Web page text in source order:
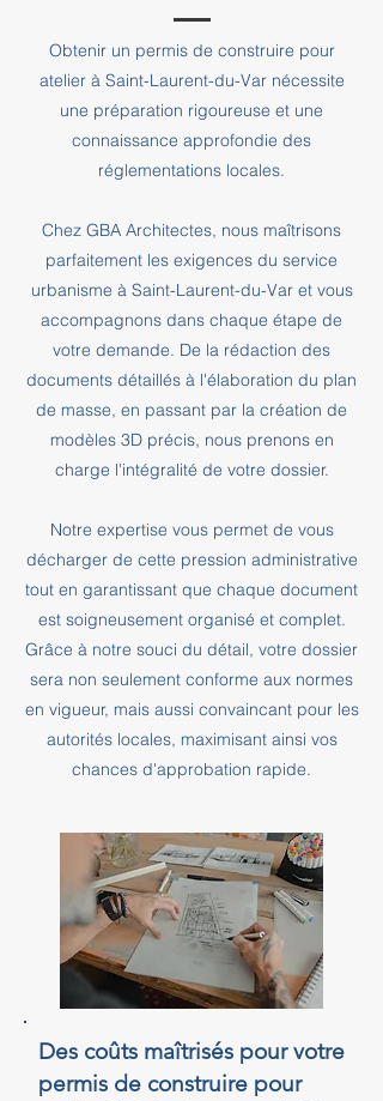
Obtenir un permis de construire pour
atelier à Saint-Laurent-du-Var nécessite
une préparation rigoureuse et une
connaissance approfondie des
réglementations locales.
Chez GBA Architectes, nous maîtrisons
parfaitement les exigences du service
urbanisme à Saint-Laurent-du-Var et vous
accompagnons dans chaque étape de
votre demande. De la rédaction des
documents détaillés à l'élaboration du plan
de masse, en passant par la création de
modèles 3D précis, nous prenons en
charge l'intégralité de votre dossier.
Notre expertise vous permet de vous
décharger de cette pression administrative
tout en garantissant que chaque document
est soigneusement organisé et complet.
Grâce à notre souci du détail, votre dossier
sera non seulement conforme aux normes
en vigueur, mais aussi convaincant pour les
autorités locales, maximisant ainsi vos
chances d'approbation rapide.
Des coûts maîtrisés pour votre
permis de construire pour